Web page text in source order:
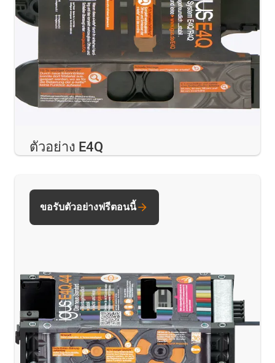
ตัวอย่าง E4Q
ขอรับตัวอย่างฟรีตอนนี้